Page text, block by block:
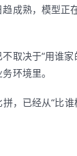
成熟，模型正
取决于“用谁
环境里。
，已经从“比谁